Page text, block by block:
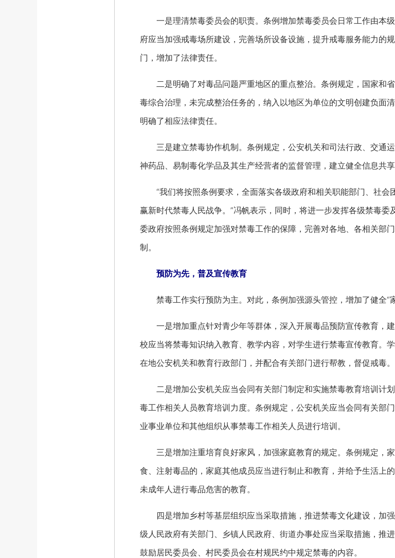
一是理清禁毒委员会的职责。条例增加禁毒委员会日常工作由本
府应当加强戒毒场所建设，完善场所设备设施，提升戒毒服务能力的
门，增加了法律责任。
二是明确了对毒品问题严重地区的重点整治。条例规定，国家和
毒综合治理，未完成整治任务的，纳入以地区为单位的文明创建负面
明确了相应法律责任。
三是建立禁毒协作机制。条例规定，公安机关和司法行政、交通
神药品、易制毒化学品及其生产经营者的监督管理，建立健全信息共
“我们将按照条例要求，全面落实各级政府和相关职能部门、社会
赢新时代禁毒人民战争。”冯帆表示，同时，将进一步发挥各级禁毒
委政府按照条例规定加强对禁毒工作的保障，完善对各地、各相关部
制。
预防为先，普及宣传教育
禁毒工作实行预防为主。对此，条例加强源头管控，增加了健全“
一是增加重点针对青少年等群体，深入开展毒品预防宣传教育，
校应当将禁毒知识纳入教育、教学内容，对学生进行禁毒宣传教育。
在地公安机关和教育行政部门，并配合有关部门进行帮教，督促戒毒。
二是增加公安机关应当会同有关部门制定和实施禁毒教育培训计
毒工作相关人员教育培训力度。条例规定，公安机关应当会同有关部
业事业单位和其他组织从事禁毒工作相关人员进行培训。
三是增加注重培育良好家风，加强家庭教育的规定。条例规定，
食、注射毒品的，家庭其他成员应当进行制止和教育，并给予生活上
未成年人进行毒品危害的教育。
四是增加乡村等基层组织应当采取措施，推进禁毒文化建设，加
级人民政府有关部门、乡镇人民政府、街道办事处应当采取措施，推
鼓励居民委员会、村民委员会在村规民约中规定禁毒的内容。